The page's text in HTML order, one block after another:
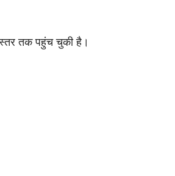
स्तर तक पहुंच चुकी है।